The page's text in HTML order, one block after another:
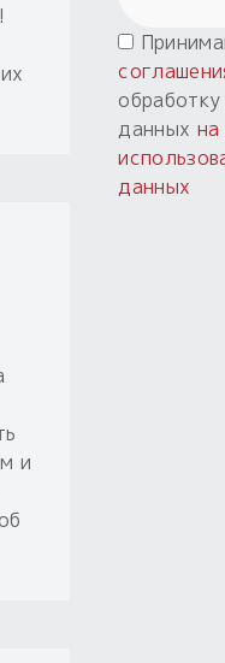
и
данных на
данных